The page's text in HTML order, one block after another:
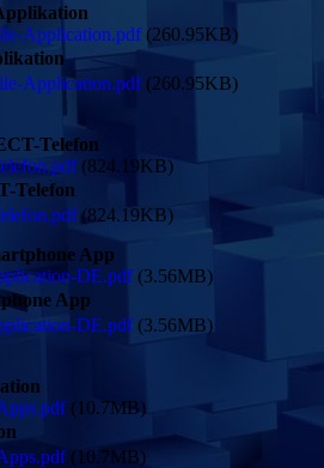
Application.pdf(260.95KB)
Application.pdf(260.95KB)
Telefon
(824.19KB)
Telefon
(824.19KB)
App
DE.pdf(3.56MB)
App
DE.pdf(3.56MB)
(10.7MB)
(10.7MB)